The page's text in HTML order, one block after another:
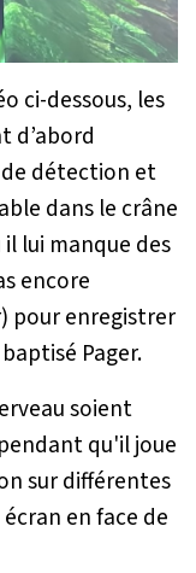
ci-dessous, les
d’abord
détection et
dans le crâne
lui manque des
encore
pour enregistrer
Pager.
soient
qu'il joue
sur différentes
en face de